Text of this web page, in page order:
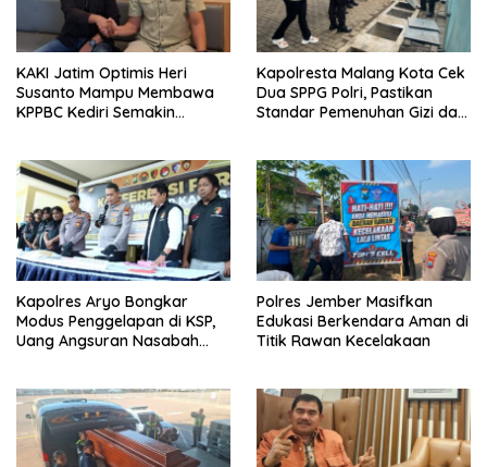
KAKI Jatim Optimis Heri
Susanto Mampu Membawa
KPPBC Kediri Semakin
Kapolresta Malang Kota Cek
Dua SPPG Polri, Pastikan
Standar Pemenuhan Gizi dan
Kapolres Aryo Bongkar
Modus Penggelapan di KSP,
Uang Angsuran Nasabah
Polres Jember Masifkan
Edukasi Berkendara Aman di
Titik Rawan Kecelakaan